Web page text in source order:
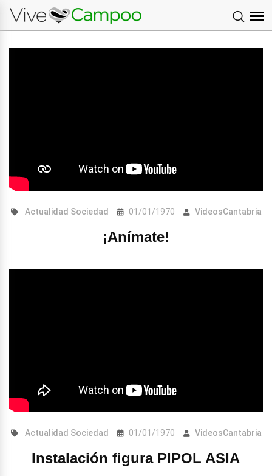
Actualidad Sociedad 01/01/1970 VideosCantabria
¡Anímate!
Actualidad Sociedad 01/01/1970 VideosCantabria
Instalación figura PIPOL ASIA